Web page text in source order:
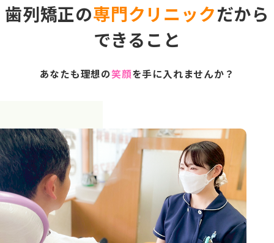
歯列矯正の専門クリニックだから
できること
あなたも理想の笑顔を手に入れませんか？